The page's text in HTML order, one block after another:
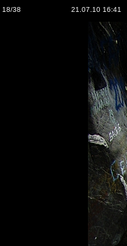
18/38 21.07.10 16:41